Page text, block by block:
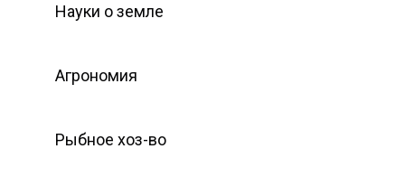
Науки о земле
Агрономия
Рыбное хоз-во